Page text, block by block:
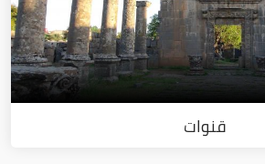
قنوات